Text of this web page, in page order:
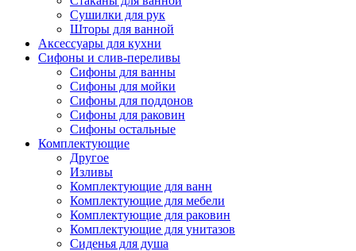
Сушилки для рук
Шторы для ванной
Аксессуары для кухни
Сифоны и слив-переливы
Сифоны для ванны
Сифоны для мойки
Сифоны для поддонов
Сифоны для раковин
Сифоны остальные
Комплектующие
Другое
Изливы
Комплектующие для ванн
Комплектующие для мебели
Комплектующие для раковин
Комплектующие для унитазов
Сиденья для душа